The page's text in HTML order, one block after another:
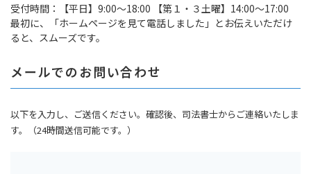
よくある質問
受付時間：
【平日】9:00～18:00 【第１・３土曜】14:00～17:00
最初に、「ホームページを見て電話しました」とお伝えいただけ
ると、スムーズです。
メールでのお問い合わせ
以下を入力し、ご送信ください。確認後、司法書士からご連絡いたしま
す。（24時間送信可能です。）